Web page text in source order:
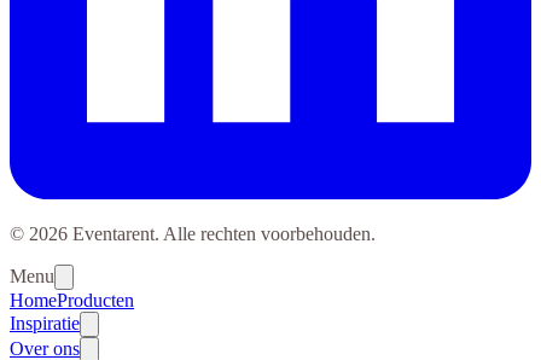
© 2026 Eventarent. Alle rechten voorbehouden.
Menu
HomeProducten
Inspiratie
Over ons